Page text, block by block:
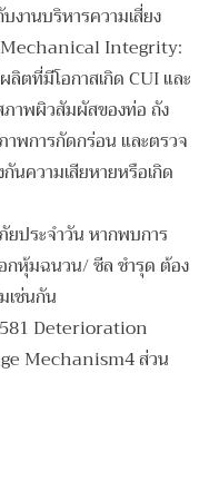
งานบริหารความเสี่ยง
Integrity:
ลิตที่มีโอกาสเกิด CUI และ
าพผิวสัมผัสของท่อ ถัง
พการกัดกร่อน และตรวจ
นความเสียหายหรือเกิด
ประจำวัน หากพบการ
กหุ้มฉนวน/ ซีล ชำรุด ต้อง
เช่นกัน
Deterioration
Mechanism4 ส่วน